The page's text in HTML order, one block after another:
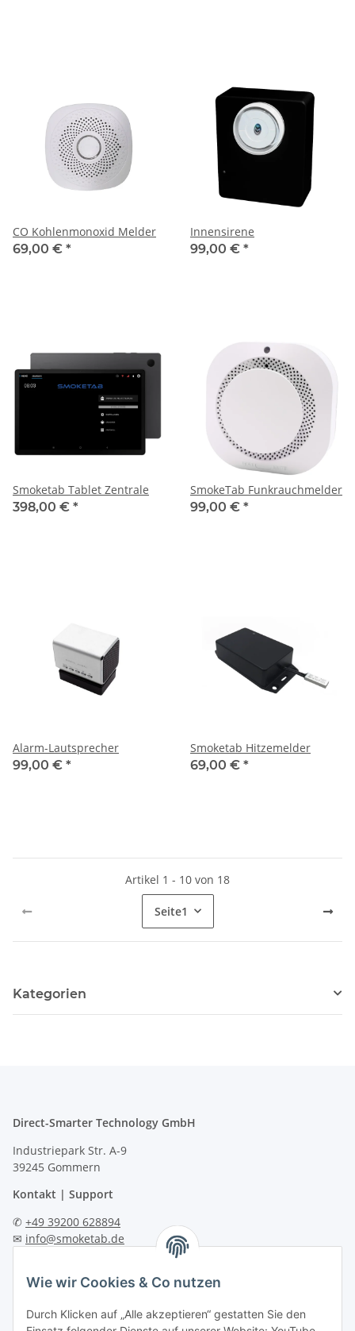
Wie wir Cookies & Co nutzen
Durch Klicken auf „Alle akzeptieren“ gestatten Sie den
CO Kohlenmonoxid Melder
69,00 € *
Innensirene
99,00 € *
Smoketab Tablet Zentrale
398,00 € *
SmokeTab Funkrauchmelder
99,00 € *
Alarm-Lautsprecher
99,00 € *
Smoketab Hitzemelder
69,00 € *
Artikel 1 - 10 von 18
Seite1
Kategorien
Direct-Smarter Technology GmbH
Industriepark Str. A-9
39245 Gommern
Kontakt | Support
✆ +49 39200 628894
✉ info@smoketab.de
https://support.smoketab.de
Informationen